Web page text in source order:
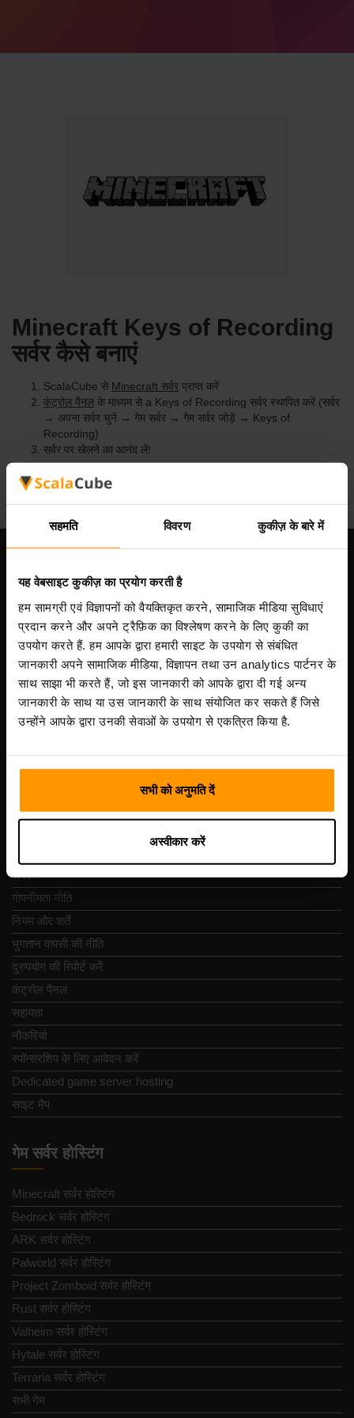
सहमति विवरण कुकीज़ के बारे में
यह वेबसाइट कुकीज़ का प्रयोग करती है
हम सामग्री एवं विज्ञापनों को वैयक्तिकृत करने, सामाजिक मीडिया सुविधाएं
प्रदान करने और अपने ट्रैफ़िक का विश्लेषण करने के लिए कुकी का
उपयोग करते हैं. हम आपके द्वारा हमारी साइट के उपयोग से संबंधित
जानकारी अपने सामाजिक मीडिया, विज्ञापन तथा उन analytics पार्टनर के
साथ साझा भी करते हैं, जो इस जानकारी को आपके द्वारा दी गई अन्य
जानकारी के साथ या उस जानकारी के साथ संयोजित कर सकते हैं जिसे
उन्होंने आपके द्वारा उनकी सेवाओं के उपयोग से एकत्रित किया है.
सभी को अनुमति दें
अस्वीकार करें
Minecraft Keys of Recording
सर्वर कैसे बनाएं
ScalaCube से Minecraft सर्वर प्राप्त करें
कंट्रोल पैनल के माध्यम से a Keys of Recording सर्वर स्थापित करें (सर्वर
→ अपना सर्वर चुनें → गेम सर्वर → गेम सर्वर जोड़ें → Keys of
Recording)
सर्वर पर खेलने का आनंद लें!
Scalable Hosting Solutions OÜ
पंजीकरण कोड: 14652605
VAT संख्या: EE102133820
पता: Harju maakond, Tallinn, Kesklinna linnaosa,
Vesivärava tn 50-201, 10152
त्वरित नेविगेशन
संपर्क
गोपनीयता नीति
नियम और शर्तें
भुगतान वापसी की नीति
दुरुपयोग की रिपोर्ट करें
कंट्रोल पैनल
सहायता
नौकरियां
स्पॉन्सरशिप के लिए आवेदन करें
Dedicated game server hosting
साइट मैप
गेम सर्वर होस्टिंग
Minecraft सर्वर होस्टिंग
Bedrock सर्वर होस्टिंग
ARK सर्वर होस्टिंग
Palworld सर्वर होस्टिंग
Project Zomboid सर्वर होस्टिंग
Rust सर्वर होस्टिंग
Valheim सर्वर होस्टिंग
Hytale सर्वर होस्टिंग
Terraria सर्वर होस्टिंग
सभी गेम